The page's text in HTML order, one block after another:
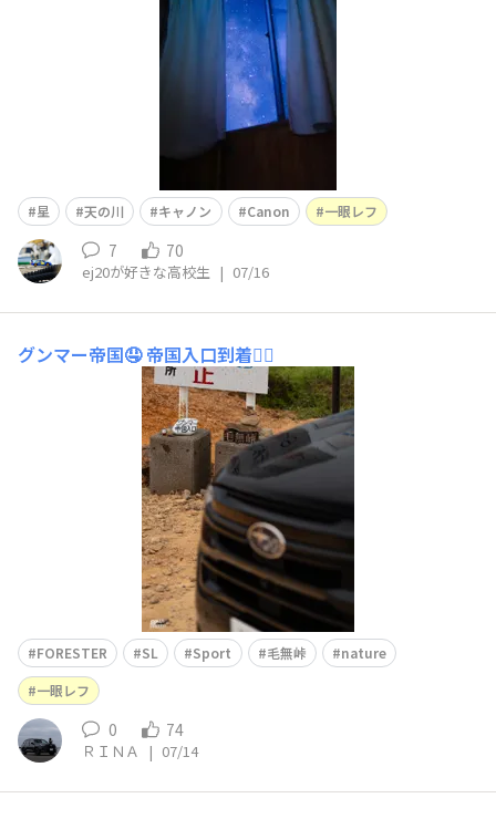
星 天の川 キャノン Canon 一眼レフ
7 70
ej20が好きな高校生 | 07/16
グンマー帝国🤤 帝国入口到着✌🏻
FORESTER SL Sport 毛無峠
nature
一眼レフ
0 74
ＲＩＮＡ | 07/14